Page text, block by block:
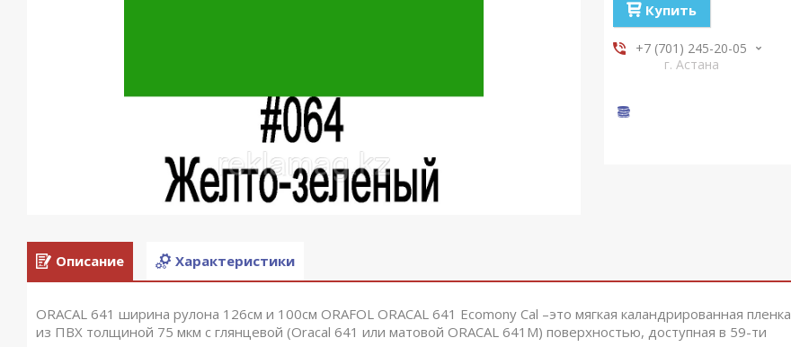
Купить
+7 (701) 245-20-05
г. Астана
Описание Характеристики
ORACAL 641 ширина рулона 126см и 100см ORAFOL ORACAL 641 Ecomony Cal –это мягкая каландрированная пленка
из ПВХ толщиной 75 мкм с глянцевой (Oracal 641 или матовой ORACAL 641M) поверхностью, доступная в 59-ти